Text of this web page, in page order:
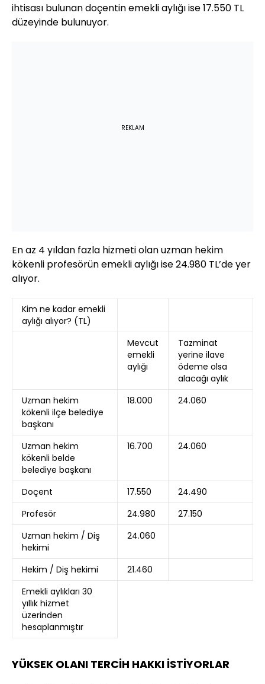
ihtisası bulunan doçentin emekli aylığı ise 17.550 TL
düzeyinde bulunuyor.
REKLAM
En az 4 yıldan fazla hizmeti olan uzman hekim
kökenli profesörün emekli aylığı ise 24.980 TL’de yer
alıyor.
Kim ne kadar emekli
aylığı alıyor? (TL)
Mevcut
emekli
aylığı
Tazminat
yerine ilave
ödeme olsa
alacağı aylık
Uzman hekim
kökenli ilçe belediye
başkanı
18.000 24.060
Uzman hekim
kökenli belde
belediye başkanı
16.700 24.060
Doçent 17.550
24.490
Profesör
24.980
27.150
Uzman hekim / Diş
hekimi
24.060
Hekim / Diş hekimi
21.460
Emekli aylıkları 30
yıllık hizmet
üzerinden
hesaplanmıştır
YÜKSEK OLANI TERCİH HAKKI İSTİYORLAR